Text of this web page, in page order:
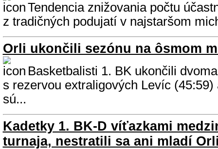
Tendencia znižovania počtu
z tradičných podujatí v najstaršom
Orli ukončili sezónu na ôsmom
Basketbalisti 1. BK ukončili
s rezervou extraligových Levíc (45:59)
sú...
Kadetky 1. BK-D víťazkami
turnaja, nestratili sa ani mladí